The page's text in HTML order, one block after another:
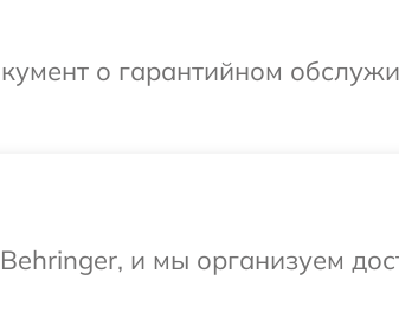
о гарантийном
и мы организуем